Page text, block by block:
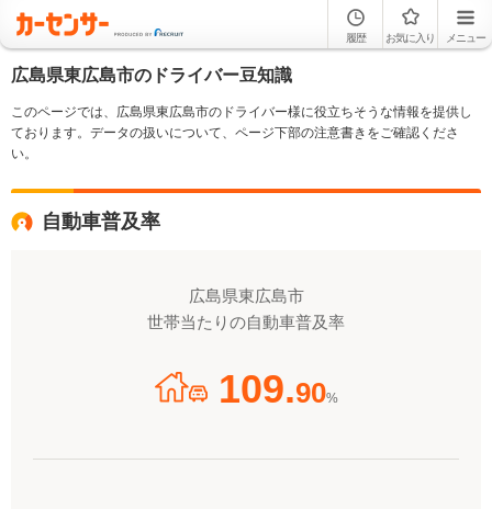
履歴 お気に入り メニュー
広島県東広島市のドライバー豆知識
このページでは、広島県東広島市のドライバー様に役立ちそうな情報を提供し
ております。データの扱いについて、ページ下部の注意書きをご確認くださ
い。
自動車普及率
広島県東広島市
世帯当たりの自動車普及率
109.90%